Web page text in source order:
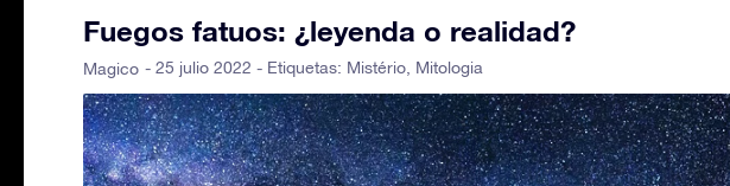
Fuegos fatuos: ¿leyenda o realidad?
Magico - 25 julio 2022 - Etiquetas: Mistério Mitologia